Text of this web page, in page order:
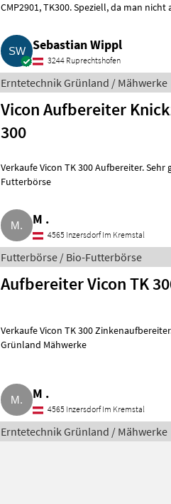
CMP2901, TK300. Speziell, da man nicht auf das Futter fährt und trotzdem auf
Sebastian Wippl
3244 Ruprechtshofen
Erntetechnik Grünland / Mähwerke
Vicon Aufbereiter
300
Verkaufe Vicon TK 300 Aufbereiter.
Futterbörse
M .
4565 Inzersdorf Im Kremstal
Futterbörse / Bio-Futterbörse
Aufbereiter Vicon TK
Verkaufe Vicon TK 300
Grünland Mähwerke
M .
4565 Inzersdorf Im Kremstal
Erntetechnik Grünland / Mähwerke